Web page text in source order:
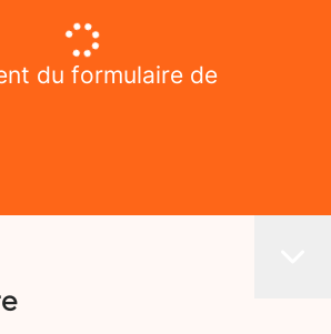
du formulaire de